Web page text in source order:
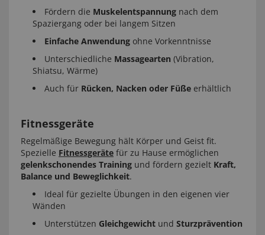
Fördern die Muskelentspannung nach dem
Spaziergang oder bei langem Sitzen
Einfache Anwendung ohne Vorkenntnisse
Unterschiedliche Massagearten (Vibration,
Shiatsu, Wärme)
Auch für Rücken, Nacken oder Füße erhältlich
Fitnessgeräte
Regelmäßige Bewegung hält Körper und Geist fit.
Spezielle Fitnessgeräte für zu Hause ermöglichen
gelenkschonendes Training und fördern gezielt Kraft,
Balance und Beweglichkeit.
Ideal für gezielte Übungen in den eigenen vier
Wänden
Unterstützen Gleichgewicht und Sturzprävention